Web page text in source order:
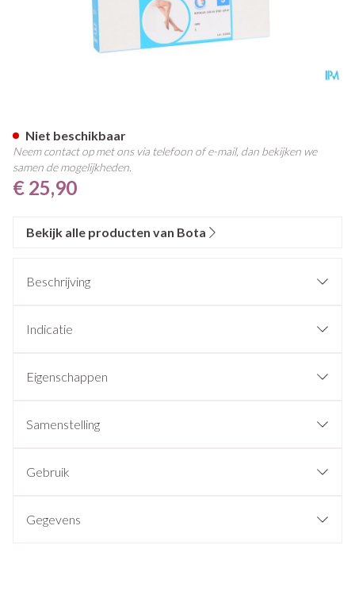
€ 25,90
Niet beschikbaar
Neem contact op met ons via telefoon of e-mail, dan bekijken we
samen de mogelijkheden.
Bekijk alle producten van Bota
Beschrijving
Indicatie
Eigenschappen
Samenstelling
Gebruik
Gegevens